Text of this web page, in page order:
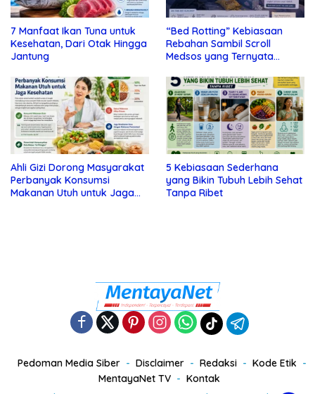
7 Manfaat Ikan Tuna untuk
Kesehatan, Dari Otak Hingga
Jantung
“Bed Rotting” Kebiasaan
Rebahan Sambil Scroll
Medsos yang Ternyata
Ahli Gizi Dorong Masyarakat
Perbanyak Konsumsi
Makanan Utuh untuk Jaga
5 Kebiasaan Sederhana
yang Bikin Tubuh Lebih Sehat
Tanpa Ribet
Pedoman Media Siber Disclaimer Redaksi
Kode Etik
MentayaNet TV
Kontak